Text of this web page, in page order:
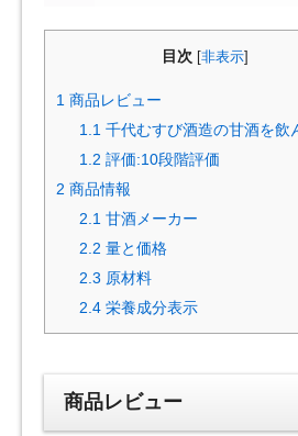
目次 非表示]
1 商品レビュー
1.1 千代むすび酒造の甘酒を飲
1.2 評価:10段階評価
2 商品情報
2.1 甘酒メーカー
2.2 量と価格
2.3 原材料
2.4 栄養成分表示
商品レビュー